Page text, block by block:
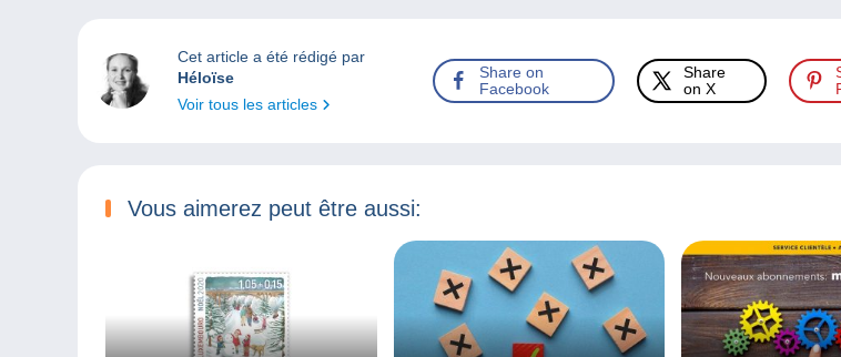
Cet article a été rédigé par
Héloïse
Voir tous les articles
Share on
Facebook
Share
on X
Vous aimerez peut être aussi: